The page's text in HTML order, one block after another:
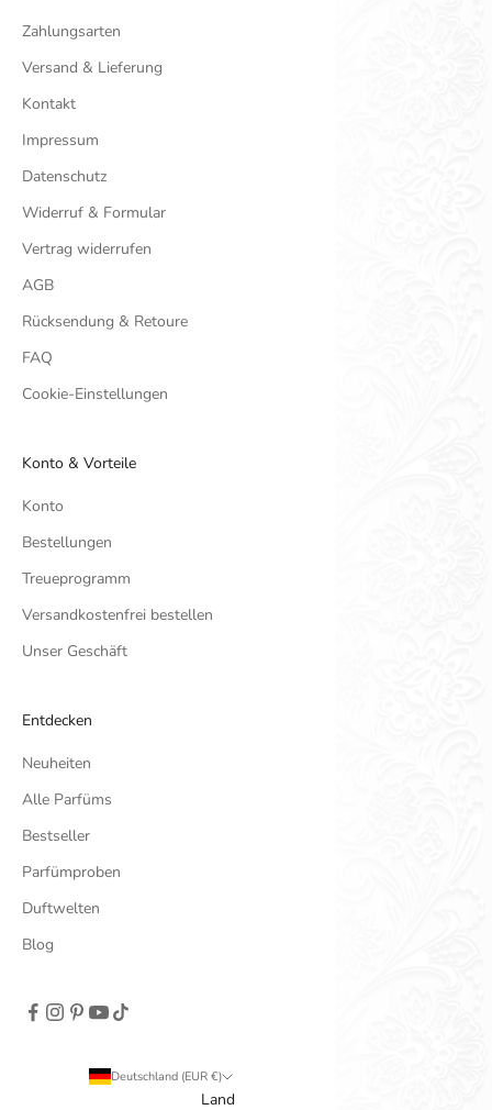
Zahlungsarten
Versand & Lieferung
Kontakt
Impressum
Datenschutz
Widerruf & Formular
Vertrag widerrufen
AGB
Rücksendung & Retoure
FAQ
Cookie-Einstellungen
Konto & Vorteile
Konto
Bestellungen
Treueprogramm
Versandkostenfrei bestellen
Unser Geschäft
Entdecken
Neuheiten
Alle Parfüms
Bestseller
Parfümproben
Duftwelten
Blog
Deutschland (EUR €)
Land